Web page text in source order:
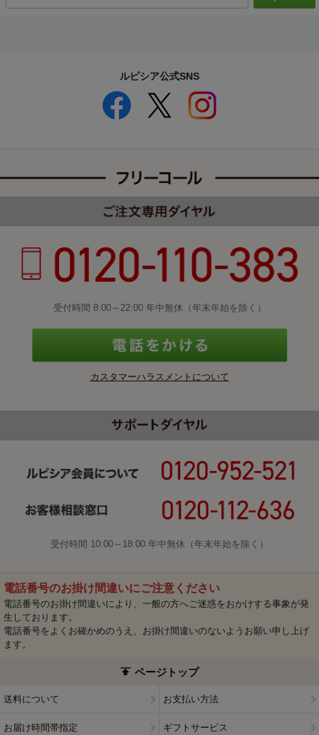
ルピシア公式SNS
受付時間 8:00～22:00 年中無休（年末年始を除く）
カスタマーハラスメントについて
受付時間 10:00～18:00 年中無休（年末年始を除く）
電話番号のお掛け間違いにご注意ください
電話番号のお掛け間違いにより、一般の方へご迷惑をおかけする事象が発
生しております。
電話番号をよくお確かめのうえ、お掛け間違いのないようお願い申し上げ
ます。
ページトップ
送料について お支払い方法
お届け時間帯指定 ギフトサービス